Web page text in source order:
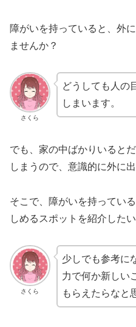
障がいを持っていると、外
ませんか？
さくら
どうしても人の
しまいます。
でも、家の中ばかりいると
しまうので、意識的に外に
そこで、障がいを持ってい
しめるスポットを紹介したい
さくら
少しでも参考に
力で何か新しい
もらえたらなと